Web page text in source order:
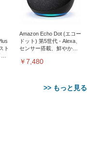
ト
Amazon Echo Dot (エコー
ドット) 第5世代 - Alexa、
センサー搭載、鮮やかな
￥7,480
>> もっと見る